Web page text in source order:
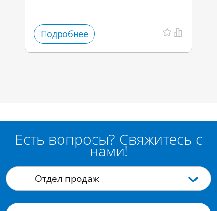
Подробнее
Есть вопросы? Свяжитесь с
нами!
Отдел продаж